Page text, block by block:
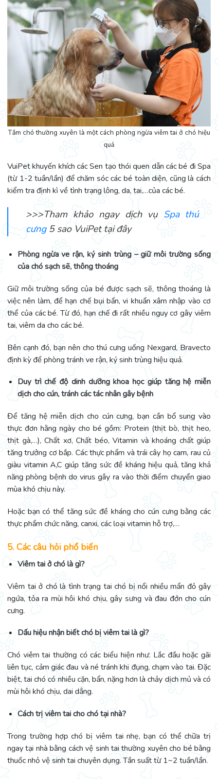
Tắm chó thường xuyên là một cách phòng ngừa viêm tai ở chó hiệu
quả
VuiPet khuyến khích các Sen tạo thói quen dẫn các bé đi Spa
(từ 1-2 tuần/lần) để chăm sóc các bé toàn diện, cũng là cách
kiểm tra định kì về tình trạng lông, da, tai,…của các bé.
>>>Tham khảo ngay dịch vụ Spa thú
cưng5 sao VuiPet tại đây
Phòng ngừa ve rận, ký sinh trùng – giữ môi trường sống
của chó sạch sẽ, thông thoáng
Giữ môi trường sống của bé được sạch sẽ, thông thoáng là
việc nên làm, để hạn chế bụi bẩn, vi khuẩn xâm nhập vào cơ
thể của các bé. Từ đó, hạn chế đi rất nhiều nguy cơ gây viêm
tai, viêm da cho các bé.
Bên cạnh đó, bạn nên cho thú cưng uống Nexgard, Bravecto
định kỳ để phòng tránh ve rận, ký sinh trùng hiệu quả.
Duy trì chế độ dinh dưỡng khoa học giúp tăng hệ miễn
dịch cho cún, tránh các tác nhân gây bệnh
Để tăng hệ miễn dịch cho cún cưng, bạn cần bổ sung vào
thực đơn hằng ngày cho bé gồm: Protein (thịt bò, thịt heo,
thịt gà,…), Chất xơ, Chất béo, Vitamin và khoáng chất giúp
tăng trưởng cơ bắp. Các thực phẩm và trái cây họ cam, rau củ
giàu vitamin A,C giúp tăng sức đề kháng hiệu quả, tăng khả
năng phòng bệnh do virus gây ra vào thời điểm chuyển giao
mùa khó chịu này.
Hoặc bạn có thể tăng sức đề kháng cho cún cưng bằng các
thực phẩm chức năng, canxi, các loại vitamin hỗ trợ,…
5. Các câu hỏi phổ biến
Viêm tai ở chó là gì?
Viêm tai ở chó là tình trạng tai chó bị nổi nhiều mẩn đỏ gây
ngứa, tỏa ra mùi hôi khó chịu, gây sưng và đau đớn cho cún
cưng.
Dấu hiệu nhận biết chó bị viêm tai là gì?
Chó viêm tai thường có các biểu hiện như: Lắc đầu hoặc gãi
liên tục, cảm giác đau và né tránh khi đụng, chạm vào tai. Đặc
biệt, tai chó có nhiều cặn, bẩn, nặng hơn là chảy dịch mủ và có
mùi hôi khó chịu, dai dẳng.
Cách trị viêm tai cho chó tại nhà?
Trong trường hợp chó bị viêm tai nhẹ, bạn có thể chữa trị
ngay tại nhà bằng cách vệ sinh tai thường xuyên cho bé bằng
thuốc nhỏ vệ sinh tai chuyên dụng. Tần suất từ 1~2 tuần/lần.